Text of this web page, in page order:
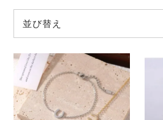
並び替え